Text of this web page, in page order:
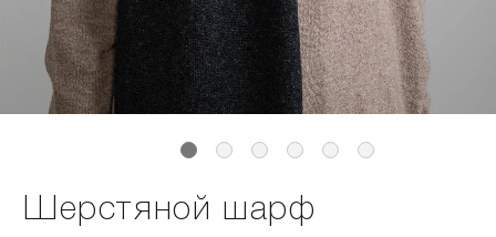
Шерстяной шарф